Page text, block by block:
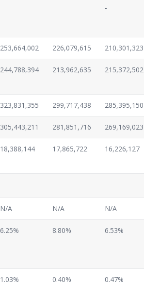
-
253,664,002 226,079,615 210,301,323
244,788,394 213,962,635 215,372,502
323,831,355 299,717,438 285,395,150
305,443,211 281,851,716 269,169,023
18,388,144 17,865,722 16,226,127
N/A N/A N/A
6.25% 8.80% 6.53%
1.03% 0.40% 0.47%